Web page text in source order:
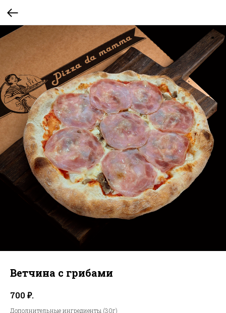
Ветчина с грибами
700 ₽.
Дополнительные ингредиенты (30г)